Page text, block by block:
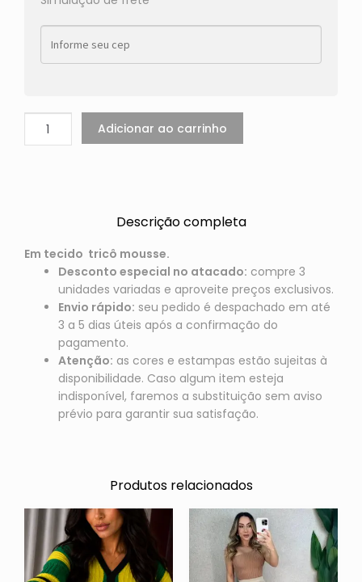
Adicionar ao carrinho
Descrição completa
Em tecido tricô mousse.
Desconto especial no atacado: compre 3
unidades variadas e aproveite preços exclusivos.
Envio rápido: seu pedido é despachado em até
3 a 5 dias úteis após a confirmação do
pagamento.
Atenção: as cores e estampas estão sujeitas à
disponibilidade. Caso algum item esteja
indisponível, faremos a substituição sem aviso
prévio para garantir sua satisfação.
Produtos relacionados